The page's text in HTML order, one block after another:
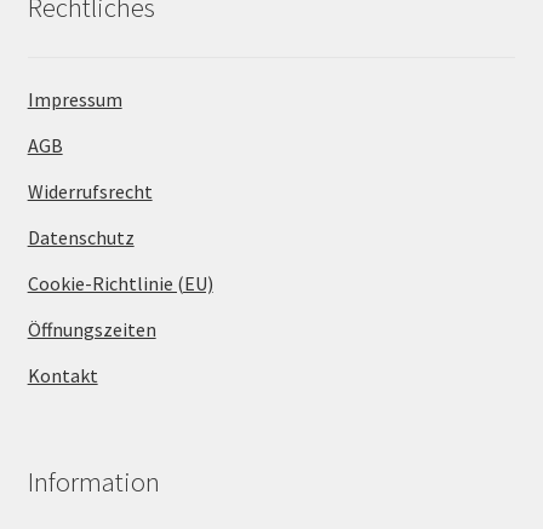
Rechtliches
Impressum
AGB
Widerrufsrecht
Datenschutz
Cookie-Richtlinie (EU)
Öffnungszeiten
Kontakt
Information